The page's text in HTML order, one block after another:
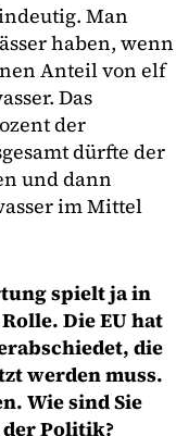
Man
haben, wenn
Anteil von elf
Das
der
dürfte der
und dann
im Mittel
spielt ja in
Die EU hat
die
werden muss.
Wie sind Sie
der Politik?